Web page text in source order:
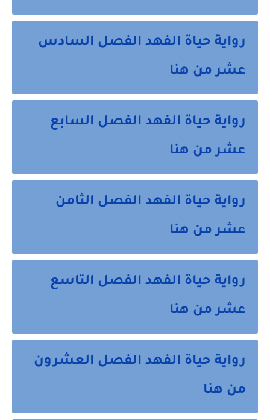
رواية حياة الفهد الفصل السادس
عشر من هنا
رواية حياة الفهد الفصل السابع
عشر من هنا
رواية حياة الفهد الفصل الثامن
عشر من هنا
رواية حياة الفهد الفصل التاسع
عشر من هنا
رواية حياة الفهد الفصل العشرون
من هنا